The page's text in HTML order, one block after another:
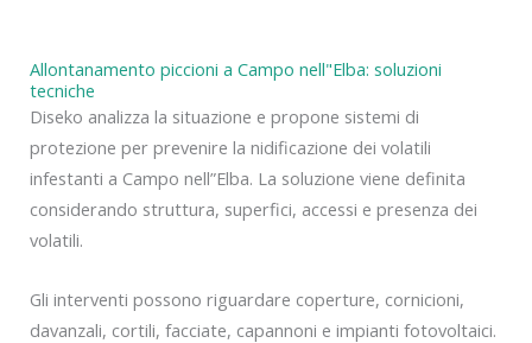
Allontanamento piccioni a Campo nell"Elba: soluzioni
tecniche
Diseko analizza la situazione e propone sistemi di
protezione per prevenire la nidificazione dei volatili
infestanti a Campo nell”Elba. La soluzione viene definita
considerando struttura, superfici, accessi e presenza dei
volatili.
Gli interventi possono riguardare coperture, cornicioni,
davanzali, cortili, facciate, capannoni e impianti fotovoltaici.